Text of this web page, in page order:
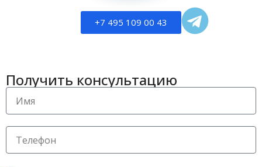
+7 495 109 00 43
Получить консультацию